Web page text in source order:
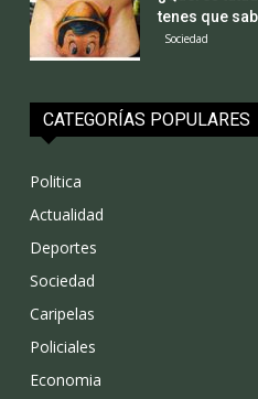
tenes que
Sociedad
CATEGORÍAS POPULARES
Politica
Actualidad
Deportes
Sociedad
Caripelas
Policiales
Economia